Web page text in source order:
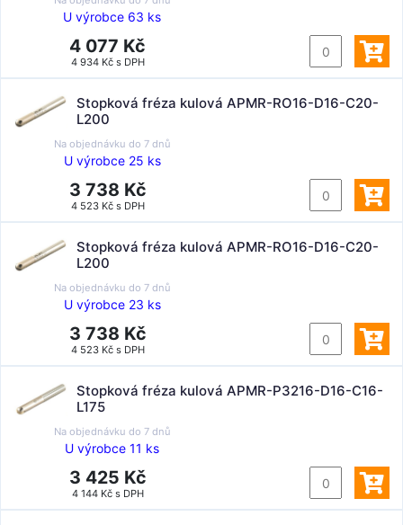
U výrobce 63 ks
4 077 Kč
4 934 Kč s DPH
Stopková fréza kulová APMR-RO16-D16-C20-
L200
Na objednávku do 7 dnů
U výrobce 25 ks
3 738 Kč
4 523 Kč s DPH
Stopková fréza kulová APMR-RO16-D16-C20-
L200
Na objednávku do 7 dnů
U výrobce 23 ks
3 738 Kč
4 523 Kč s DPH
Stopková fréza kulová APMR-P3216-D16-C16-
L175
Na objednávku do 7 dnů
U výrobce 11 ks
3 425 Kč
4 144 Kč s DPH